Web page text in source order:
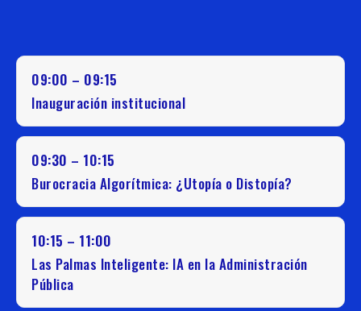
09:00 – 09:15
Inauguración institucional
09:30 – 10:15
Burocracia Algorítmica: ¿Utopía o Distopía?
10:15 – 11:00
Las Palmas Inteligente: IA en la Administración
Pública